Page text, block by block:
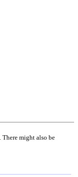
. There might also be